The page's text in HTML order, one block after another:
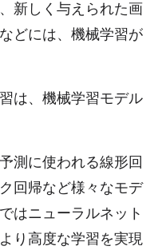
新しく与えられた画
どには、機械学習が
は、機械学習モデル
測に使われる線形回
回帰など様々なモデ
はニューラルネット
り高度な学習を実現